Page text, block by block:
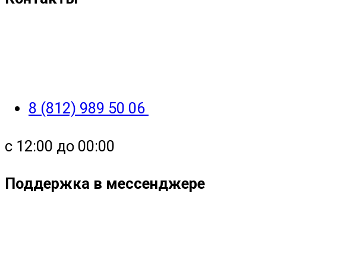
8 (812) 989 50 06
с 12:00 до 00:00
Поддержка в мессенджере